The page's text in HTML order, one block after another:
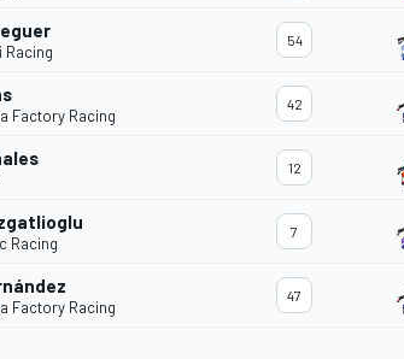
Racing
54
Factory Racing
42
12
Racing
7
Factory Racing
47